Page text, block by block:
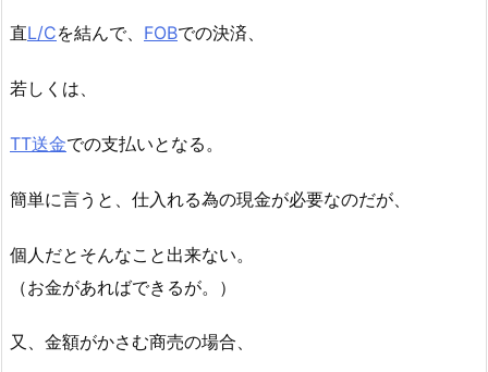
直L/Cを結んで、 FOBでの決済、
若しくは、
TT送金での支払いとなる。
簡単に言うと、仕入れる為の現金が必要なのだが、
個人だとそんなこと出来ない。
（お金があればできるが。）
又、金額がかさむ商売の場合、